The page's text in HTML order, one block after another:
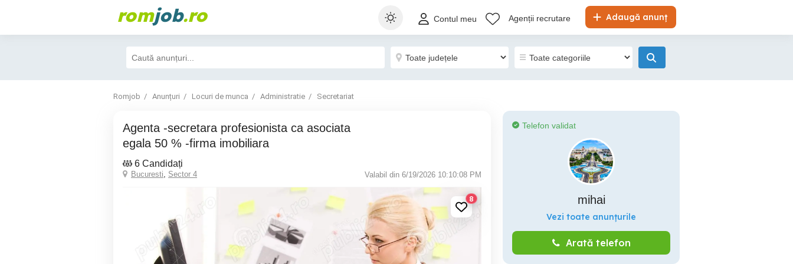
romjob.ro Adaugă anunț
Contul meu Agenții recrutare
Romjob Anunțuri Locuri de munca Administratie Secretariat
Agenta -secretara profesionista ca asociata
egala 50 % -firma imobiliara
6 Candidați
Bucuresti, Sector 4 Valabil din 6/19/2026 10:10:08 PM
8
Telefon validat
mihai
Vezi toate anunțurile
Arată telefon